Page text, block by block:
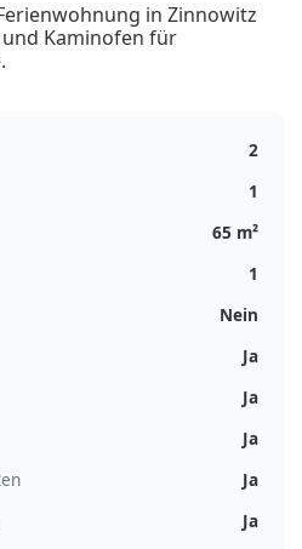
in Zinnowitz
Kaminofen für
2
1
65 m²
1
Nein
Ja
Ja
Ja
Ja
Ja